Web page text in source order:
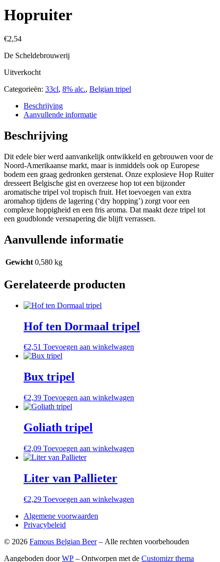
Hopruiter
€2,54
De Scheldebrouwerij
Uitverkocht
Categorieën: 33cl, 8% alc., Belgian tripel
Beschrijving
Aanvullende informatie
Beschrijving
Dit edele bier werd aanvankelijk ontwikkeld en gebrouwen voor de
Noord-Amerikaanse markt, maar is inmiddels ook op Europese
bodem een graag gedronken gerstenat. Onze explosieve Hop Ruiter
dresseert Belgische gist en overzeese hop tot een bijzonder
aromatische tripel vol tropisch fruit. Het toevoegen van extra
aromahop tijdens de lagering (‘dry hopping’) zorgt voor een
complexe hoppigheid en een fris aroma. Dat maakt deze tripel tot
een goudblonde versnapering die blijft verrassen.
Aanvullende informatie
Gewicht 0,580 kg
Gerelateerde producten
Hof ten Dormaal tripel
€2,51 Toevoegen aan winkelwagen
Bux tripel
€2,39 Toevoegen aan winkelwagen
Goliath tripel
€2,09 Toevoegen aan winkelwagen
Liter van Pallieter
€2,29 Toevoegen aan winkelwagen
Algemene voorwaarden
Privacybeleid
© 2026 Famous Belgian Beer– Alle rechten voorbehouden
Aangeboden doorWP – Ontworpen met de Customizr thema